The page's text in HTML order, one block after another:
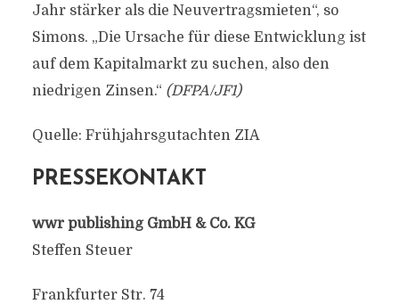
Jahr stärker als die Neuvertragsmieten“, so
Simons. „Die Ursache für diese Entwicklung ist
auf dem Kapitalmarkt zu suchen, also den
niedrigen Zinsen.“ (DFPA/JF1)
Quelle: Frühjahrsgutachten ZIA
PRESSEKONTAKT
wwr publishing GmbH & Co. KG
Steffen Steuer
Frankfurter Str. 74